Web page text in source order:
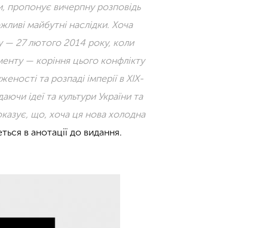
пропонує вичерпну розповідь
майбутні наслідки. Хоча
— 27 лютого 2014 року, коли
— коріння цього конфлікту
та розпаді імперії в ХІХ-
ідеї та культури України та
що, хоча ця нова холодна
в анотації до видання.